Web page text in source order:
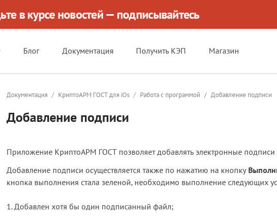
в курсе новостей — подписывайтесь
Блог Документация Получить КЭП Магазин
Документация / КриптоАРМ ГОСТ для iOs / Работа с программой / Добавление подписи
Добавление подписи
Приложение КриптоАРМ ГОСТ позволяет добавлять электронные
Добавление подписи осуществляется также по нажатию на кнопку
кнопка выполнения стала зеленой, необходимо выполнение следующих
1. Добавлен хотя бы один подписанный файл;